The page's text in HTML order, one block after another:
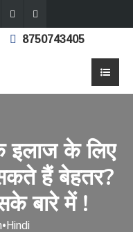
8750743405
इलाज के लिए
हैं बेहतर?
बारे में !
• Hindi